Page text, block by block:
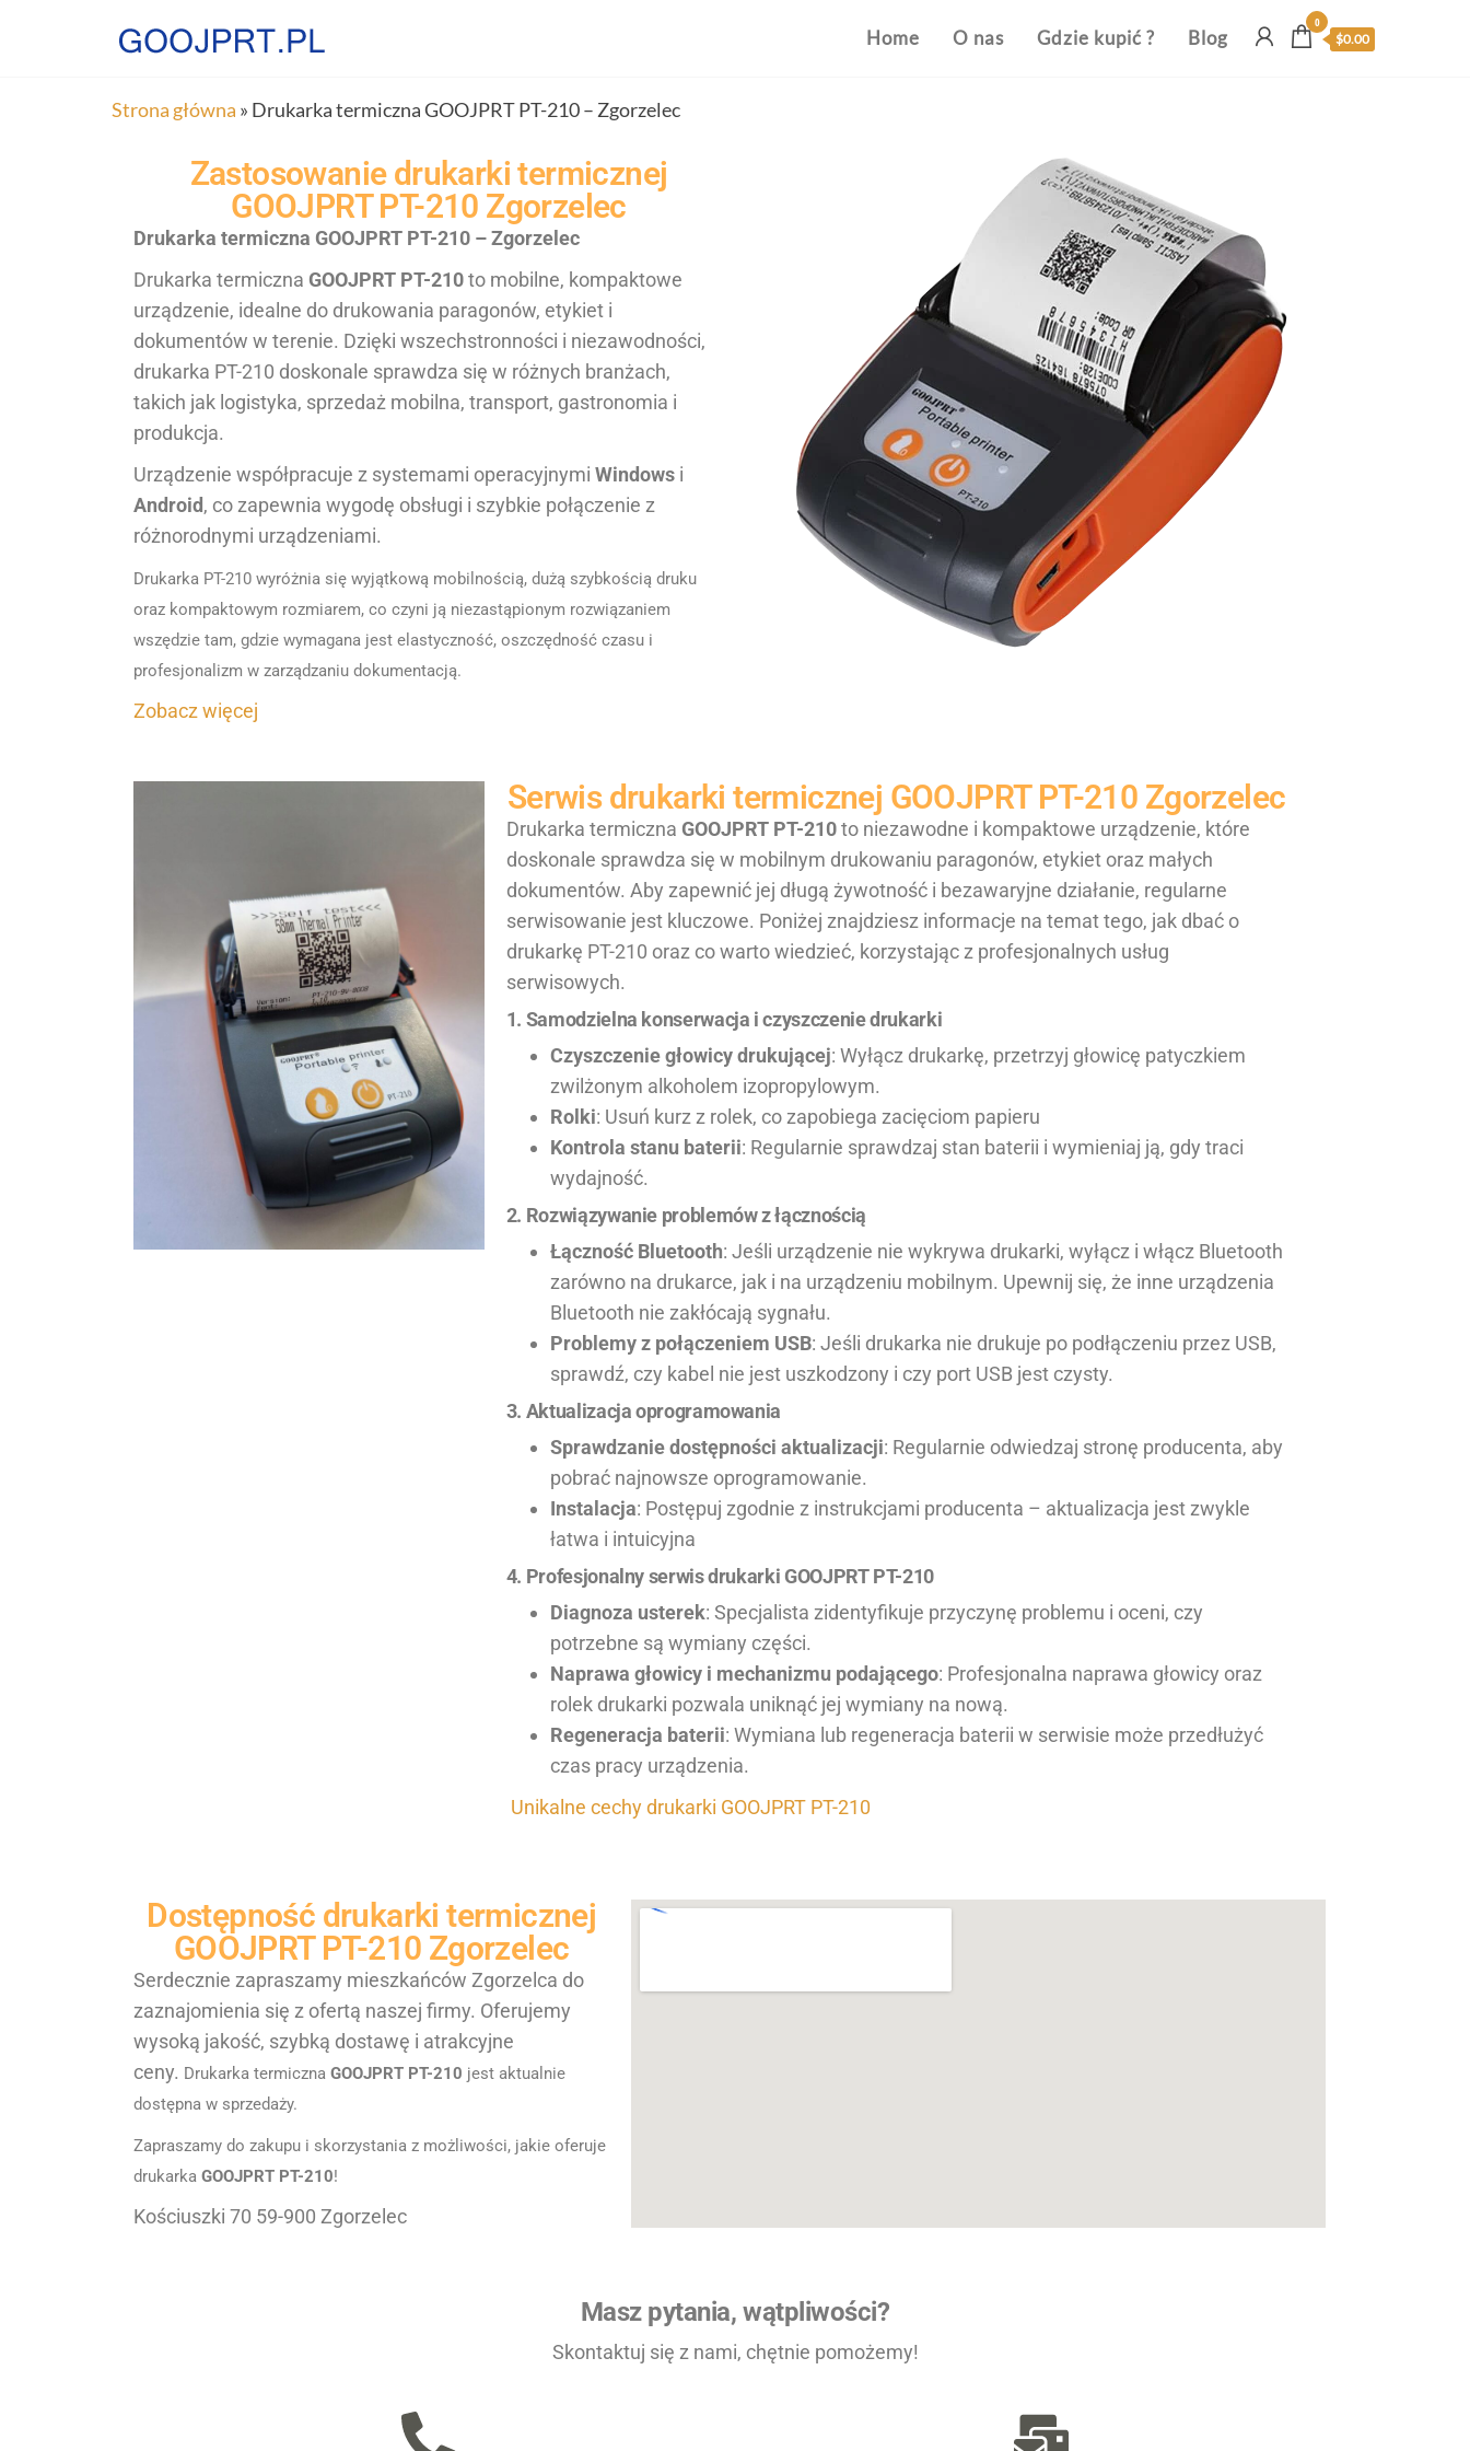
Home O nas Gdzie kupić ? Blog
0
$0.00
Strona główna » Drukarka termiczna GOOJPRT PT-210 – Zgorzelec
Zastosowanie drukarki termicznej
GOOJPRT PT-210 Zgorzelec
Drukarka termiczna GOOJPRT PT-210 – Zgorzelec
Drukarka termiczna GOOJPRT PT-210to mobilne, kompaktowe
urządzenie, idealne do drukowania paragonów, etykiet i
dokumentów w terenie. Dzięki wszechstronności i niezawodności,
drukarka PT-210 doskonale sprawdza się w różnych branżach,
takich jak logistyka, sprzedaż mobilna, transport, gastronomia i
produkcja.
Urządzenie współpracuje z systemami operacyjnymi Windows i
Android, co zapewnia wygodę obsługi i szybkie połączenie z
różnorodnymi urządzeniami.
Drukarka PT-210 wyróżnia się wyjątkową mobilnością, dużą szybkością druku
oraz kompaktowym rozmiarem, co czyni ją niezastąpionym rozwiązaniem
wszędzie tam, gdzie wymagana jest elastyczność, oszczędność czasu i
profesjonalizm w zarządzaniu dokumentacją.
Zobacz więcej
Serwis drukarki termicznej GOOJPRT PT-210 Zgorzelec
Drukarka termiczna GOOJPRT PT-210to niezawodne i kompaktowe urządzenie, które
doskonale sprawdza się w mobilnym drukowaniu paragonów, etykiet oraz małych
dokumentów. Aby zapewnić jej długą żywotność i bezawaryjne działanie, regularne
serwisowanie jest kluczowe. Poniżej znajdziesz informacje na temat tego, jak dbać o
drukarkę PT-210 oraz co warto wiedzieć, korzystając z profesjonalnych usług
serwisowych.
1. Samodzielna konserwacja i czyszczenie drukarki
Czyszczenie głowicy drukującej: Wyłącz drukarkę, przetrzyj głowicę patyczkiem
zwilżonym alkoholem izopropylowym.
Rolki: Usuń kurz z rolek, co zapobiega zacięciom papieru
Kontrola stanu baterii: Regularnie sprawdzaj stan baterii i wymieniaj ją, gdy traci
wydajność.
2. Rozwiązywanie problemów z łącznością
Łączność Bluetooth: Jeśli urządzenie nie wykrywa drukarki, wyłącz i włącz Bluetooth
zarówno na drukarce, jak i na urządzeniu mobilnym. Upewnij się, że inne urządzenia
Bluetooth nie zakłócają sygnału.
Problemy z połączeniem USB: Jeśli drukarka nie drukuje po podłączeniu przez USB,
sprawdź, czy kabel nie jest uszkodzony i czy port USB jest czysty.
3. Aktualizacja oprogramowania
Sprawdzanie dostępności aktualizacji: Regularnie odwiedzaj stronę producenta, aby
pobrać najnowsze oprogramowanie.
Instalacja: Postępuj zgodnie z instrukcjami producenta – aktualizacja jest zwykle
łatwa i intuicyjna
4. Profesjonalny serwis drukarki GOOJPRT PT-210
Diagnoza usterek: Specjalista zidentyfikuje przyczynę problemu i oceni, czy
potrzebne są wymiany części.
Naprawa głowicy i mechanizmu podającego: Profesjonalna naprawa głowicy oraz
rolek drukarki pozwala uniknąć jej wymiany na nową.
Regeneracja baterii: Wymiana lub regeneracja baterii w serwisie może przedłużyć
czas pracy urządzenia.
Unikalne cechy drukarki GOOJPRT PT-210
Dostępność drukarki termicznej
GOOJPRT PT-210 Zgorzelec
Serdecznie zapraszamy mieszkańców Zgorzelca do
zaznajomienia się z ofertą naszej firmy. Oferujemy
wysoką jakość, szybką dostawę i atrakcyjne
ceny. Drukarka termiczna GOOJPRT PT-210 jest aktualnie
dostępna w sprzedaży.
Zapraszamy do zakupu i skorzystania z możliwości, jakie oferuje
drukarka GOOJPRT PT-210!
Kościuszki 70 59-900 Zgorzelec
Masz pytania, wątpliwości?
Skontaktuj się z nami, chętnie pomożemy!